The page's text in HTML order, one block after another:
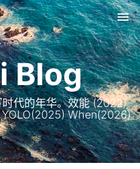
Blog
代的年华。效能 (2022)
When(2026)